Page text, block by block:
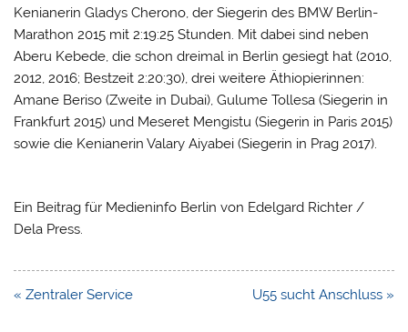
Kenianerin Gladys Cherono, der Siegerin des BMW Berlin-
Marathon 2015 mit 2:19:25 Stunden. Mit dabei sind neben
Aberu Kebede, die schon dreimal in Berlin gesiegt hat (2010,
2012, 2016; Bestzeit 2:20:30), drei weitere Äthiopierinnen:
Amane Beriso (Zweite in Dubai), Gulume Tollesa (Siegerin in
Frankfurt 2015) und Meseret Mengistu (Siegerin in Paris 2015)
sowie die Kenianerin Valary Aiyabei (Siegerin in Prag 2017).
Ein Beitrag für Medieninfo Berlin von Edelgard Richter /
Dela Press.
Beitragsnavigation
« Zentraler Service U55 sucht Anschluss »